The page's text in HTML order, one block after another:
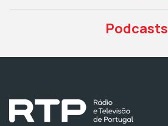
Podcasts